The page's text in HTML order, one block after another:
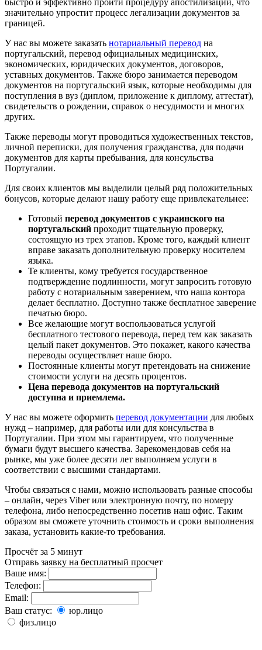
значительно упростит процесс легализации документов за
границей.
У нас вы можете заказать нотариальный перевод на
португальский, перевод официальных медицинских,
экономических, юридических документов, договоров,
уставных документов. Также бюро занимается переводом
документов на португальский язык, которые необходимы для
поступления в вуз (диплом, приложение к диплому, аттестат),
свидетельств о рождении, справок о несудимости и многих
других.
Также переводы могут проводиться художественных текстов,
личной переписки, для получения гражданства, для подачи
документов для карты пребывания, для консульства
Португалии.
Для своих клиентов мы выделили целый ряд положительных
бонусов, которые делают нашу работу еще привлекательнее:
Готовый перевод документов с украинского на
португальский проходит тщательную проверку,
состоящую из трех этапов. Кроме того, каждый клиент
вправе заказать дополнительную проверку носителем
языка.
Те клиенты, кому требуется государственное
подтверждение подлинности, могут запросить готовую
работу с нотариальным заверением, что наша контора
делает бесплатно. Доступно также бесплатное заверение
печатью бюро.
Все желающие могут воспользоваться услугой
бесплатного тестового перевода, перед тем как заказать
целый пакет документов. Это покажет, какого качества
переводы осуществляет наше бюро.
Постоянные клиенты могут претендовать на снижение
стоимости услуги на десять процентов.
Цена перевода документов на португальский
доступна и приемлема.
У нас вы можете оформить перевод документации для любых
нужд – например, для работы или для консульства в
Португалии. При этом мы гарантируем, что полученные
бумаги будут высшего качества. Зарекомендовав себя на
рынке, мы уже более десяти лет выполняем услуги в
соответствии с высшими стандартами.
Чтобы связаться с нами, можно использовать разные способы
– онлайн, через Viber или электронную почту, по номеру
телефона, либо непосредственно посетив наш офис. Таким
образом вы сможете уточнить стоимость и сроки выполнения
заказа, установить какие-то требования.
Просчёт за 5 минут
Отправь заявку на бесплатный просчет
Ваше имя:
Телефон:
Email:
Ваш статус:
юр.лицо
физ.лицо